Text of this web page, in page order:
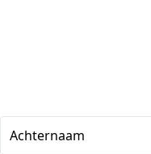
Achternaam